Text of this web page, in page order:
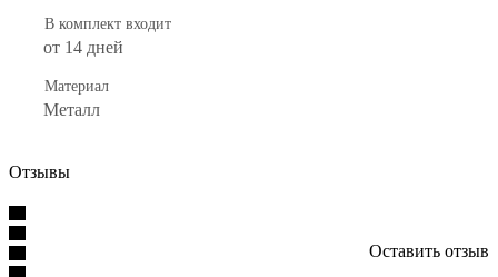
В комплект входит
от 14 дней
Материал
Металл
Отзывы
Оставить отзыв